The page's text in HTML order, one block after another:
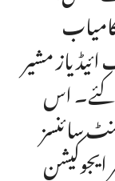
مشیر
کئے۔ اس
سائنسز
ایجوکیشن